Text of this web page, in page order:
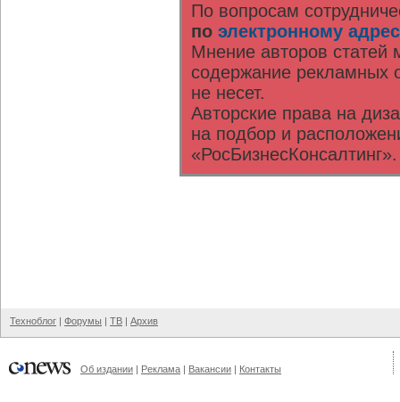
По вопросам
по электронному
Мнение авторов статей
содержание рекламных
не несет.
Авторские права на
на подбор и
Техноблог | Форумы | ТВ | Архив
Об издании | Реклама | Вакансии | Контакты